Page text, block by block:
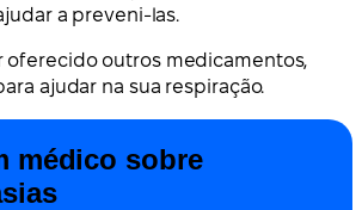
a preveni-las.
oferecido outros medicamentos,
ajudar na sua respiração.
médico sobre